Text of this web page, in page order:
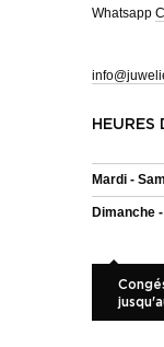
Whatsapp
HEURES
Mardi -
Dimanche